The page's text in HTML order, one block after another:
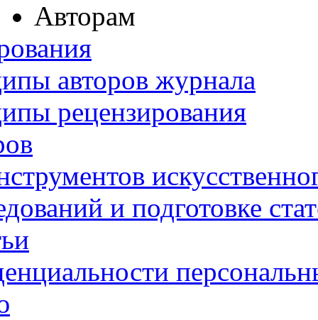
Авторам
авторов журнала
рецензирования
и подготовке